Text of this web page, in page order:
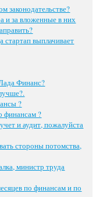
законодательстве?
и за вложенные в них
стартап выплачивает
Финанс?
?
финансам ?
и аудит, пожалуйста
стороны потомства,
министр труда
по финансам и по